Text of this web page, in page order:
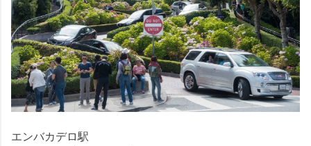
エンバカデロ駅